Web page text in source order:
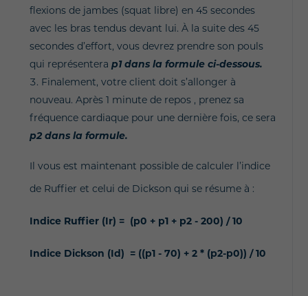
flexions de jambes (squat libre) en 45 secondes
avec les bras tendus devant lui. À la suite des 45
secondes d’effort, vous devrez prendre son pouls
qui représentera p1 dans la formule ci-dessous.
Finalement, votre client doit s’allonger à
nouveau. Après 1 minute de repos , prenez sa
fréquence cardiaque pour une dernière fois, ce sera
p2 dans la formule.
Il vous est maintenant possible de calculer l’indice
de Ruffier et celui de Dickson qui se résume à :
Indice Ruffier (Ir) = (p0 + p1 + p2 - 200) / 10
Indice Dickson (Id) = ((p1 - 70) + 2 * (p2-p0)) / 10